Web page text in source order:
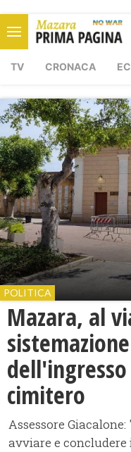
TV CRONACA
POLITICA
Mazara, al
cimitero
Assessore
avviare e